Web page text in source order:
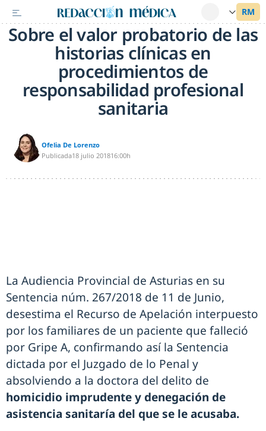
Sobre el valor probatorio de las
historias clínicas en
procedimientos de
responsabilidad profesional
sanitaria
Ofelia De Lorenzo
Publicada18 julio 201816:00h
La Audiencia Provincial de Asturias en su
Sentencia núm. 267/2018 de 11 de Junio,
desestima el Recurso de Apelación interpuesto
por los familiares de un paciente que falleció
por Gripe A, confirmando así la Sentencia
dictada por el Juzgado de lo Penal y
absolviendo a la doctora del delito de
homicidio imprudente y denegación de
asistencia sanitaría del que se le acusaba.